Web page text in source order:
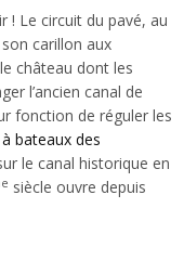
! Le circuit du pavé, au
carillon aux
château dont les
l’ancien canal de
fonction de réguler les
bateaux des
le canal historique en
siècle ouvre depuis